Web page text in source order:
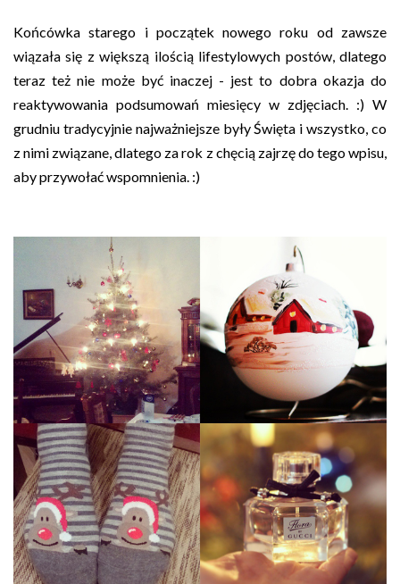
Końcówka starego i początek nowego roku od zawsze
wiązała się z większą ilością lifestylowych postów, dlatego
teraz też nie może być inaczej - jest to dobra okazja do
reaktywowania podsumowań miesięcy w zdjęciach. :) W
grudniu tradycyjnie najważniejsze były Święta i wszystko, co
z nimi związane, dlatego za rok z chęcią zajrzę do tego wpisu,
aby przywołać wspomnienia. :)